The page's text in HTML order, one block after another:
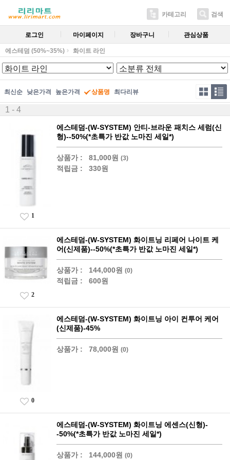
카테고리 검색
로그인 마이페이지 장바구니 관심상품
에스테덤 (50%~35%) 화이트 라인
최신순 낮은가격 높은가격 상품명 최다리뷰
1 - 4
에스테덤-(W-SYSTEM) 안티-브라운 패치스 세럼(신
형)--50%(*초특가 반값 노마진 세일*)
상품가 : 81,000원 (3)
적립금 : 330원
1
에스테덤-(W-SYSTEM) 화이트닝 리페어 나이트 케
어(신제품)--50%(*초특가 반값 노마진 세일*)
상품가 : 144,000원 (0)
적립금 : 600원
2
에스테덤-(W-SYSTEM) 화이트닝 아이 컨투어 케어
(신제품)-45%
상품가 : 78,000원 (0)
0
에스테덤-(W-SYSTEM) 화이트닝 에센스(신형)-
-50%(*초특가 반값 노마진 세일*)
상품가 : 144,000원 (0)